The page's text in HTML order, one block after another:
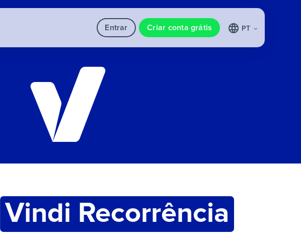
Entrar Criar conta grátis PT
Vindi Recorrência